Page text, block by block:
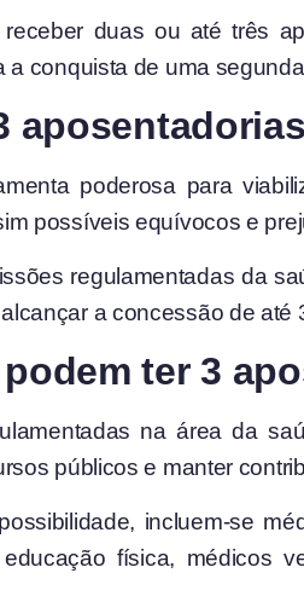
duas ou até três
conquista de uma
poderosa para
possíveis equívocos e
regulamentadas da
a concessão de até
ter 3
na área da
públicos e manter
incluem-se
física, médicos